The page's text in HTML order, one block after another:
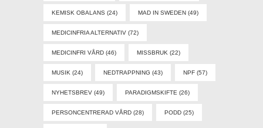
KEMISK OBALANS (24) MAD IN SWEDEN (49)
MEDICINFRIA ALTERNATIV (72)
MEDICINFRI VÅRD (46) MISSBRUK (22)
MUSIK (24) NEDTRAPPNING (43) NPF (57)
NYHETSBREV (49) PARADIGMSKIFTE (26)
PERSONCENTRERAD VÅRD (28) PODD (25)